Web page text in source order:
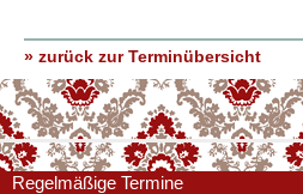
» zurück zur Terminübersicht
Regelmäßige Termine